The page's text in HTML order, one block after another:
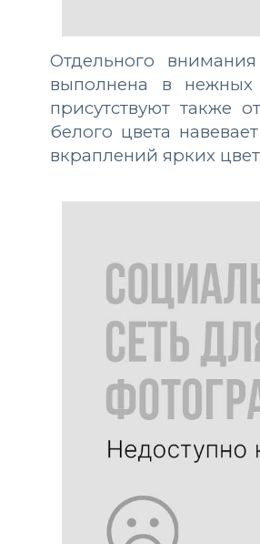
Отдельного
выполнена в нежных
присутствуют также
белого цвета
вкраплений ярких